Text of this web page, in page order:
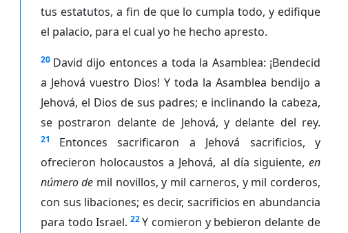
tus estatutos, a fin de que lo cumpla todo, y edifique
el palacio, para el cual yo he hecho apresto.
20 David dijo entonces a toda la Asamblea: ¡Bendecid
a Jehová vuestro Dios! Y toda la Asamblea bendijo a
Jehová, el Dios de sus padres; e inclinando la cabeza,
se postraron delante de Jehová, y delante del rey.
21
Entonces sacrificaron a Jehová sacrificios, y
ofrecieron holocaustos a Jehová, al día siguiente, en
número de mil novillos, y mil carneros, y mil corderos,
con sus libaciones; es decir, sacrificios en abundancia
para todo Israel. 22Y comieron y bebieron delante de